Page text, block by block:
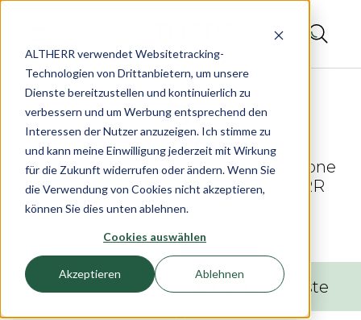
ALTHERR verwendet Websitetracking-
Technologien von Drittanbietern, um unsere
Dienste bereitzustellen und kontinuierlich zu
verbessern und um Werbung entsprechend den
Interessen der Nutzer anzuzeigen. Ich stimme zu
und kann meine Einwilligung jederzeit mit Wirkung
für die Zukunft widerrufen oder ändern. Wenn Sie
die Verwendung von Cookies nicht akzeptieren,
können Sie dies unten ablehnen.
Cookies auswählen
Akzeptieren Ablehnen
Tudor Black Bay 58 – Die Vintage-Ikone
im kompakten Design bei ALTHERR
entdecken
18 Liste